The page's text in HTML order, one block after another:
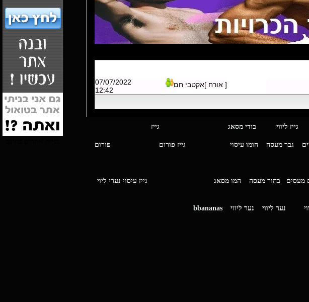
[ אורח ]אקטבי חם
07/07/2022
12:42
ליווי בודי מסאג גייז
גבר מעסה הומו עיסוי גייז פורום
פורום
מעסים בחור מעסה המו מסאג גייז עיסוי נערי ליוי
נער ליווי נער ליווי bbananas